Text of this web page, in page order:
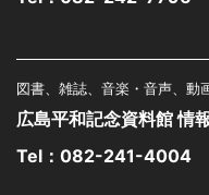
図書、雑誌、音楽・音声、動
広島平和記念資料館 情
Tel： 082-241-4004